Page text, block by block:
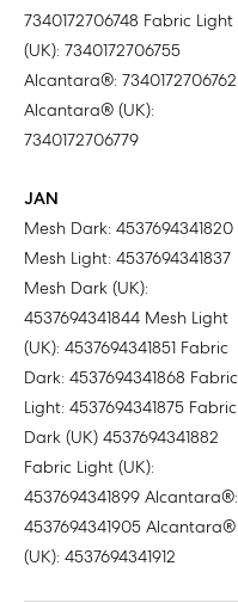
7340172706748 Fabric Light
(UK): 7340172706755
Alcantara®: 7340172706762
Alcantara® (UK):
7340172706779
JAN
Mesh Dark: 4537694341820
Mesh Light: 4537694341837
Mesh Dark (UK):
4537694341844 Mesh Light
(UK): 4537694341851 Fabric
Dark: 4537694341868 Fabric
Light: 4537694341875 Fabric
Dark (UK) 4537694341882
Fabric Light (UK):
4537694341899 Alcantara®:
4537694341905 Alcantara®
(UK): 4537694341912